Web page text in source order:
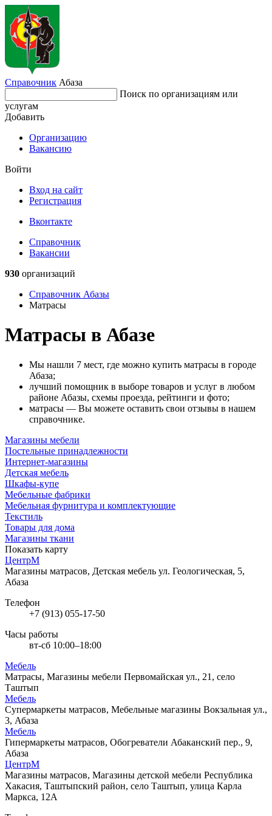
Справочник Абаза
Поиск по организациям или
услугам
Добавить
Организацию
Вакансию
Войти
Вход на сайт
Регистрация
Вконтакте
Справочник
Вакансии
930 организаций
Справочник Абазы
Матрасы
Матрасы в Абазе
Мы нашли 7 мест, где можно купить матрасы в городе
Абаза;
лучший помощник в выборе товаров и услуг в любом
районе Абазы, схемы проезда, рейтинги и фото;
матрасы — Вы можете оставить свои отзывы в нашем
справочнике.
Магазины мебели
Постельные принадлежности
Интернет-магазины
Детская мебель
Шкафы-купе
Мебельные фабрики
Мебельная фурнитура и комплектующие
Текстиль
Товары для дома
Магазины ткани
Показать карту
ЦентрМ
Магазины матрасов, Детская мебель ул. Геологическая, 5,
Абаза
Телефон
+7 (913) 055-17-50
Часы работы
вт-сб 10:00–18:00
Мебель
Матрасы, Магазины мебели Первомайская ул., 21, село
Таштып
Мебель
Супермаркеты матрасов, Мебельные магазины Вокзальная ул.,
3, Абаза
Мебель
Гипермаркеты матрасов, Обогреватели Абаканский пер., 9,
Абаза
ЦентрМ
Магазины матрасов, Магазины детской мебели Республика
Хакасия, Таштыпский район, село Таштып, улица Карла
Маркса, 12А